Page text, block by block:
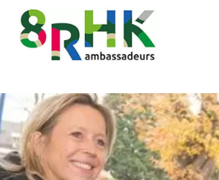
Doorgaan
naar
inhoud